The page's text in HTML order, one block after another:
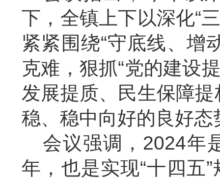
下，全镇上下以深化“
紧紧围绕“守底线、增
克难，狠抓“党的建设
发展提质、民生保障
稳、稳中向好的良好态
会议强调， 2024年
年，也是实现“十四五